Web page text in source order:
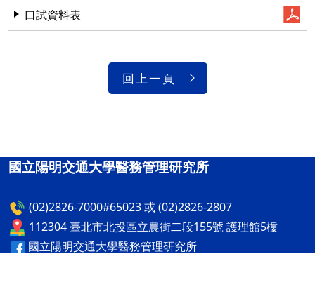
口試資料表
回上一頁
國立陽明交通大學醫務管理研究所
(02)2826-7000#65023 或 (02)2826-2807
112304 臺北市北投區立農街二段155號 護理館5樓
國立陽明交通大學醫務管理研究所